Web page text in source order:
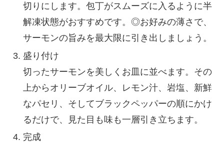
切りにします。包丁がスムーズに入るように半
解凍状態がおすすめです。◎お好みの薄さで、
サーモンの旨みを最大限に引き出しましょう。
盛り付け
切ったサーモンを美しくお皿に並べます。その
上からオリーブオイル、レモン汁、岩塩、新鮮
なパセリ、そしてブラックペッパーの順にかけ
るだけで、見た目も味も一層引き立ちます。
完成